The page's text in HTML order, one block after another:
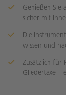
Genießen Sie
sicher mit
Die
wissen und
Zusätzlich für
Gliedertaxe –